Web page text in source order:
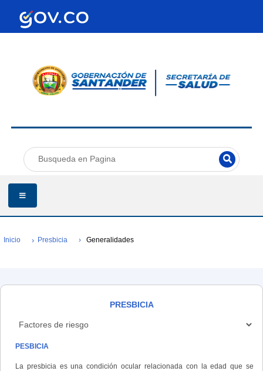
Inicio Presbicia Generalidades
PRESBICIA
PESBICIA
La presbicia es una condición ocular relacionada con la edad que se